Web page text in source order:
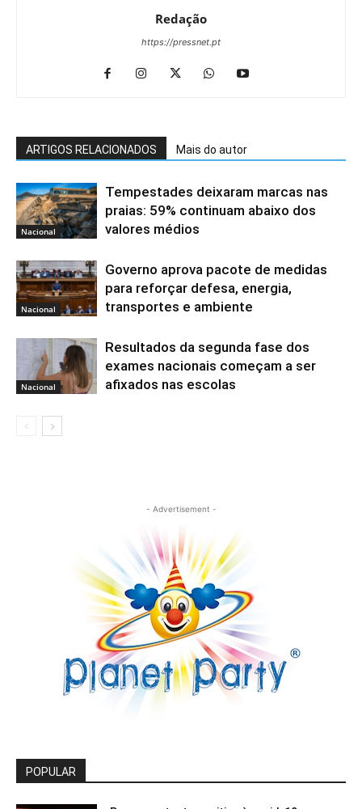
Redação
https://pressnet.pt
ARTIGOS RELACIONADOS Mais do autor
Nacional
Tempestades deixaram marcas nas
praias: 59% continuam abaixo dos
valores médios
Nacional
Governo aprova pacote de medidas
para reforçar defesa, energia,
transportes e ambiente
Nacional
Resultados da segunda fase dos
exames nacionais começam a ser
afixados nas escolas
- Advertisement -
POPULAR